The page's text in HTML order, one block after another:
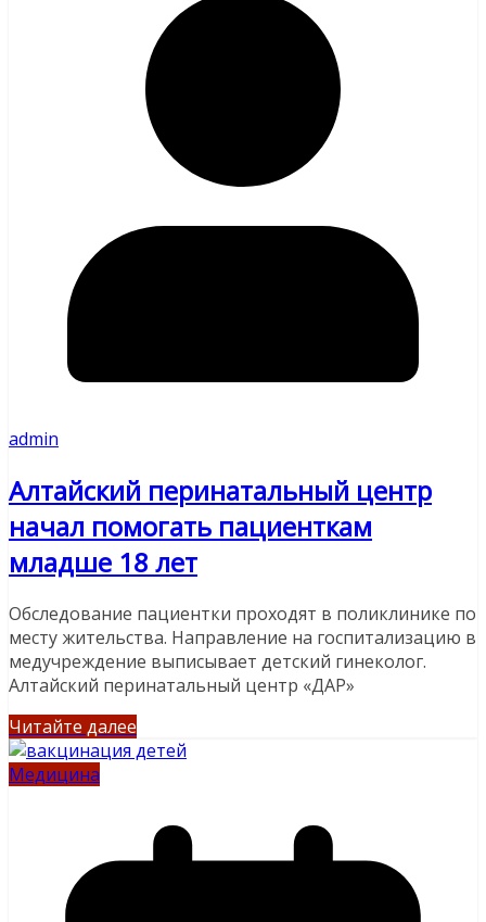
admin
Алтайский перинатальный центр
начал помогать пациенткам
младше 18 лет
Обследование пациентки проходят в поликлинике по
месту жительства. Направление на госпитализацию в
медучреждение выписывает детский гинеколог.
Алтайский перинатальный центр «ДАР»
Читайте далее
Медицина